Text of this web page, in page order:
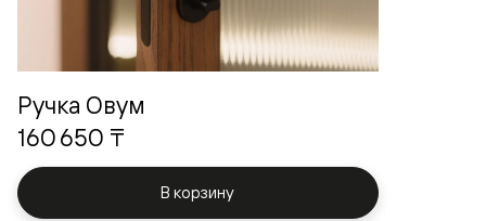
Ручка Овум
160 650 ₸
В корзину